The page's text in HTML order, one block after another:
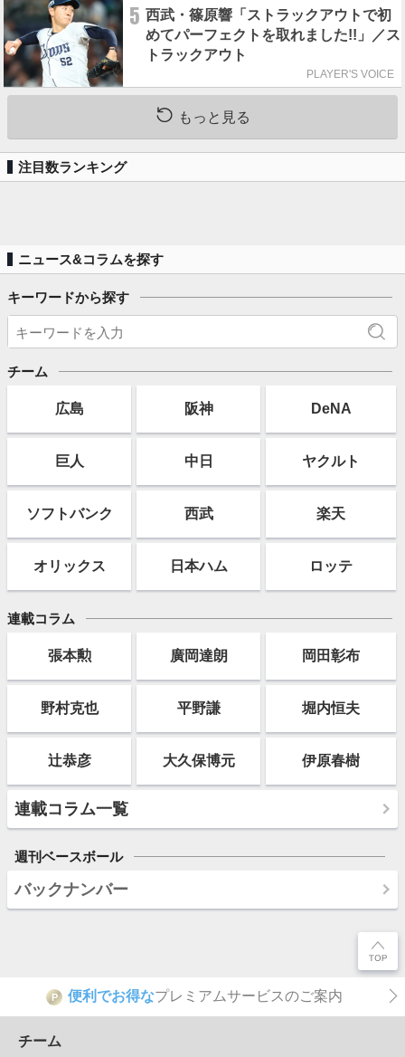
5 西武・篠原響「ストラックアウトで初
めてパーフェクトを取れました!!」／ス
トラックアウト
PLAYER'S VOICE
もっと見る
注目数ランキング
ニュース&コラムを探す
キーワードから探す
チーム
広島 阪神 DeNA
巨人 中日 ヤクルト
ソフトバンク 西武 楽天
オリックス 日本ハム ロッテ
連載コラム
張本勲 廣岡達朗 岡田彰布
野村克也 平野謙 堀内恒夫
辻恭彦 大久保博元 伊原春樹
連載コラム一覧
週刊ベースボール
バックナンバー
P 便利でお得なプレミアムサービスのご案内
チーム